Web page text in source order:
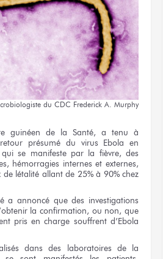
du CDC Frederick A. Murphy
guinéen de la Santé, a tenu à
présumé du virus Ebola en
se manifeste par la fièvre, des
hémorragies internes et externes,
létalité allant de 25% à 90% chez
a annoncé que des investigations
la confirmation, ou non, que
pris en charge souffrent d’Ebola
dans des laboratoires de la